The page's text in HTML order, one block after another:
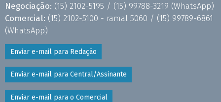
Negociação: (15) 2102-5195 / (15) 99788-3219 (WhatsApp)
Comercial: (15) 2102-5100 - ramal 5060 / (15) 99789-6861
(WhatsApp)
Enviar e-mail para Redação
Enviar e-mail para Central/Assinante
Enviar e-mail para o Comercial